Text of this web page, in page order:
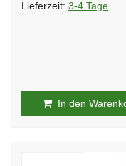
Lieferzeit: 3-4 Tage
In den